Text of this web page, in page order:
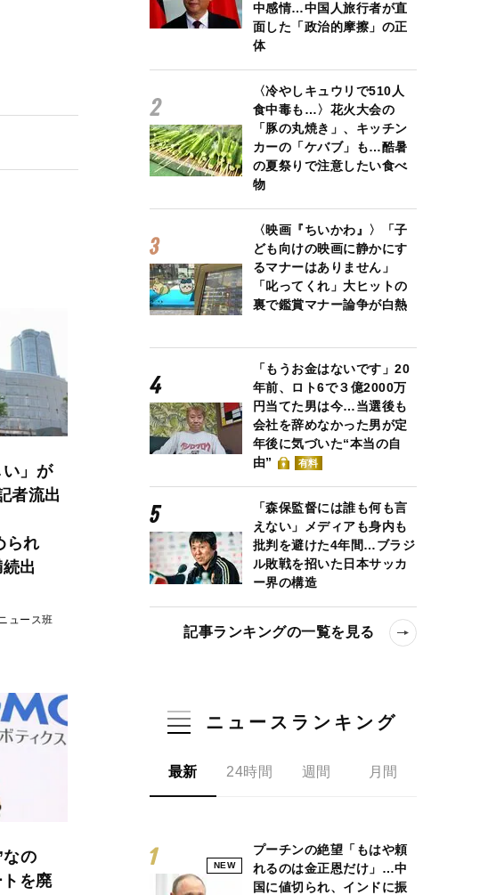
い」が
者流出
られ
出
ュース班
なの
を廃
中感情…中国人旅行者が直
面した「政治的摩擦」の正
体
〈冷やしキュウリで510人
食中毒も…〉花火大会の
「豚の丸焼き」、キッチン
カーの「ケバブ」も…酷暑
の夏祭りで注意したい食べ
物
〈映画『ちいかわ』〉「子
ども向けの映画に静かにす
るマナーはありません」
「叱ってくれ」大ヒットの
裏で鑑賞マナー論争が白熱
「もうお金はないです」20
年前、ロト6で３億2000万
円当てた男は今…当選後も
会社を辞めなかった男が定
年後に気づいた“本当の自
由”
有料
「森保監督には誰も何も言
えない」メディアも身内も
批判を避けた4年間…ブラジ
ル敗戦を招いた日本サッカ
ー界の構造
記事ランキングの一覧を見る
ニュースランキング
最新 24時間 週間 月間
NEW
プーチンの絶望「もはや頼
れるのは金正恩だけ」…中
国に値切られ、インドに振